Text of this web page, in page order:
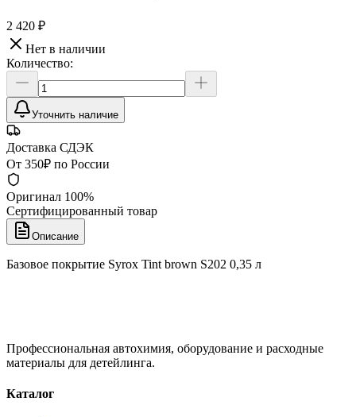
2 420 ₽
Нет в наличии
Количество:
Уточнить наличие
Доставка СДЭК
От 350₽ по России
Оригинал 100%
Сертифицированный товар
Описание
Базовое покрытие Syrox Tint brown S202 0,35 л
Профессиональная автохимия, оборудование и расходные
материалы для детейлинга.
Каталог